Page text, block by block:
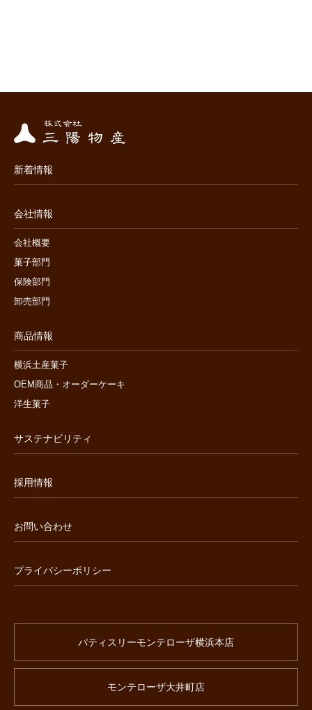
新着情報
会社情報
会社概要
菓子部門
保険部門
卸売部門
商品情報
横浜土産菓子
OEM商品・オーダーケーキ
洋生菓子
サステナビリティ
採用情報
お問い合わせ
プライバシーポリシー
パティスリーモンテローザ横浜本店
モンテローザ大井町店